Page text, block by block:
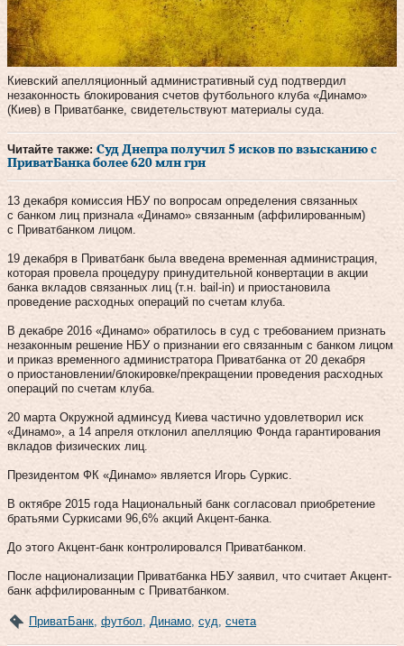
Киевский апелляционный административный суд подтвердил
незаконность блокирования счетов футбольного клуба «Динамо»
(Киев) в Приватбанке, свидетельствуют материалы суда.
Читайте также: Суд Днепра получил 5 исков по взысканию с
ПриватБанка более 620 млн грн
13 декабря комиссия НБУ по вопросам определения связанных
с банком лиц признала «Динамо» связанным (аффилированным)
с Приватбанком лицом.
19 декабря в Приватбанк была введена временная администрация,
которая провела процедуру принудительной конвертации в акции
банка вкладов связанных лиц (т.н. bail-in) и приостановила
проведение расходных операций по счетам клуба.
В декабре 2016 «Динамо» обратилось в суд с требованием признать
незаконным решение НБУ о признании его связанным с банком лицом
и приказ временного администратора Приватбанка от 20 декабря
о приостановлении/блокировке/прекращении проведения расходных
операций по счетам клуба.
20 марта Окружной админсуд Киева частично удовлетворил иск
«Динамо», а 14 апреля отклонил апелляцию Фонда гарантирования
вкладов физических лиц.
Президентом ФК «Динамо» является Игорь Суркис.
В октябре 2015 года Национальный банк согласовал приобретение
братьями Суркисами 96,6% акций Акцент-банка.
До этого Акцент-банк контролировался Приватбанком.
После национализации Приватбанка НБУ заявил, что считает Акцент-
банк аффилированным с Приватбанком.
ПриватБанк футбол Динамо суд счета